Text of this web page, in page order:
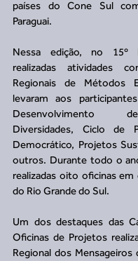
países do Cone Sul
Paraguai.
Nessa edição, no 15º
realizadas atividades
Regionais de Métodos
levaram aos
Desenvolvimento
Diversidades, Ciclo de
Democrático, Projetos
outros. Durante todo o
realizadas oito oficinas em
do Rio Grande do Sul.
Um dos destaques das
Oficinas de Projetos
Regional dos Mensageiros